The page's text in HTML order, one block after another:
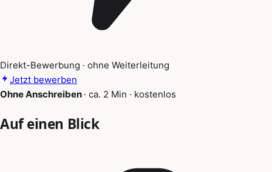
Direkt-Bewerbung · ohne Weiterleitung
Jetzt bewerben
Ohne Anschreiben · ca. 2 Min · kostenlos
Auf einen Blick